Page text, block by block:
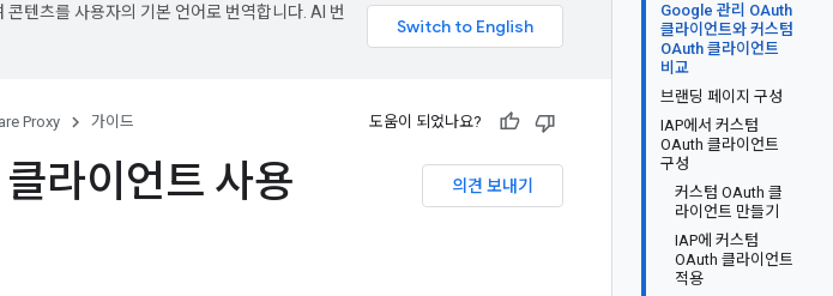
Google 관리 OAuth
클라이언트와 커스텀
OAuth 클라이언트
비교
브랜딩 페이지 구성
IAP에서 커스텀
OAuth 클라이언트
구성
커스텀 OAuth 클
라이언트 만들기
IAP에 커스텀
OAuth 클라이언트
적용
텐츠를 사용자의 기본 언어로 번역합니다. AI 번
Proxy 가이드 도움이 되었나요?
의견 보내기
라이언트 사용